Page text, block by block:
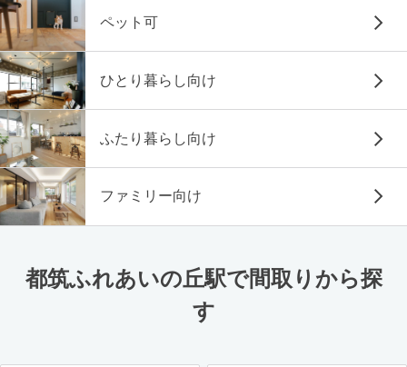
ペット可
ひとり暮らし向け
ふたり暮らし向け
ファミリー向け
都筑ふれあいの丘駅で間取りから探
す